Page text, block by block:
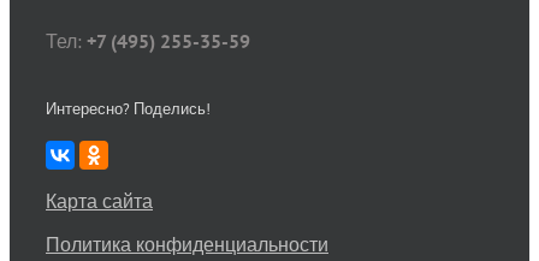
Тел: +7 (495) 255-35-59
Интересно? Поделись!
Карта сайта
Политика конфиденциальности